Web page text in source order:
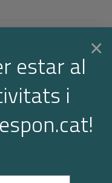
membres Login CA
RSE
×
estar al
i